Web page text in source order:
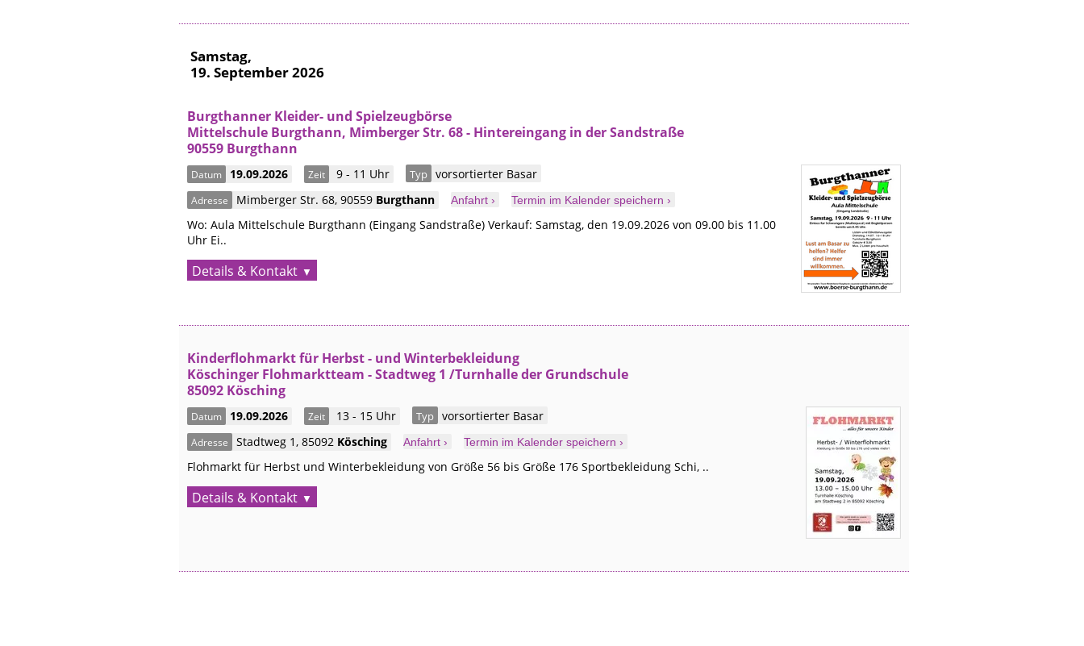
Samstag,
19. September 2026
Burgthanner Kleider- und Spielzeugbörse
Mittelschule Burgthann, Mimberger Str. 68 - Hintereingang in der Sandstraße
90559 Burgthann
Datum 19.09.2026 Zeit 9 - 11 Uhr Typ vorsortierter Basar
Adresse Mimberger Str. 68, 90559 Burgthann Anfahrt › Termin im Kalender speichern ›
Wo: Aula Mittelschule Burgthann (Eingang Sandstraße) Verkauf: Samstag, den 19.09.2026 von 09.00 bis 11.00
Uhr Ei..
Details & Kontakt
Kinderflohmarkt für Herbst - und Winterbekleidung
Köschinger Flohmarktteam - Stadtweg 1 /Turnhalle der Grundschule
85092 Kösching
Datum 19.09.2026 Zeit 13 - 15 Uhr Typ vorsortierter Basar
Adresse Stadtweg 1, 85092 Kösching Anfahrt › Termin im Kalender speichern ›
Flohmarkt für Herbst und Winterbekleidung von Größe 56 bis Größe 176 Sportbekleidung Schi, ..
Details & Kontakt